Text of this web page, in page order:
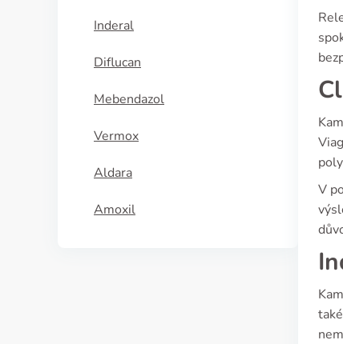
Inderal
Diflucan
Mebendazol
Vermox
Aldara
Amoxil
V